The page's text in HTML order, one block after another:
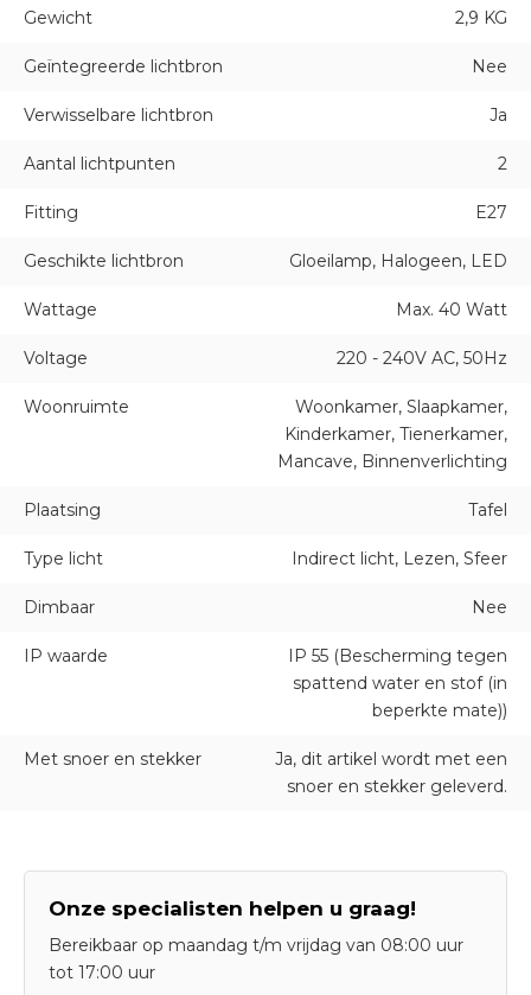
Gewicht 2,9 KG
Geïntegreerde lichtbron Nee
Verwisselbare lichtbron Ja
Aantal lichtpunten 2
Fitting E27
Geschikte lichtbron Gloeilamp, Halogeen, LED
Wattage Max. 40 Watt
Voltage 220 - 240V AC, 50Hz
Woonruimte
Woonkamer, Slaapkamer,
Kinderkamer, Tienerkamer,
Mancave, Binnenverlichting
Plaatsing Tafel
Type licht Indirect licht, Lezen, Sfeer
Dimbaar Nee
IP waarde
IP 55 (Bescherming tegen
spattend water en stof (in
beperkte mate))
Met snoer en stekker
Ja, dit artikel wordt met een
snoer en stekker geleverd.
Onze specialisten helpen u graag!
Bereikbaar op maandag t/m vrijdag van 08:00 uur
tot 17:00 uur